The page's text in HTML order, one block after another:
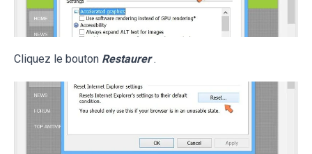
Cliquez le bouton Restaurer .